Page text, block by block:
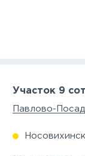
Участок 9
Павлово-